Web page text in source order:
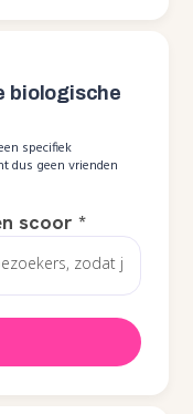
biologische
specifiek
dus geen vrienden
scoor*